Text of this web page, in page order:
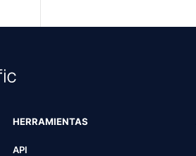
HERRAMIENTAS
API